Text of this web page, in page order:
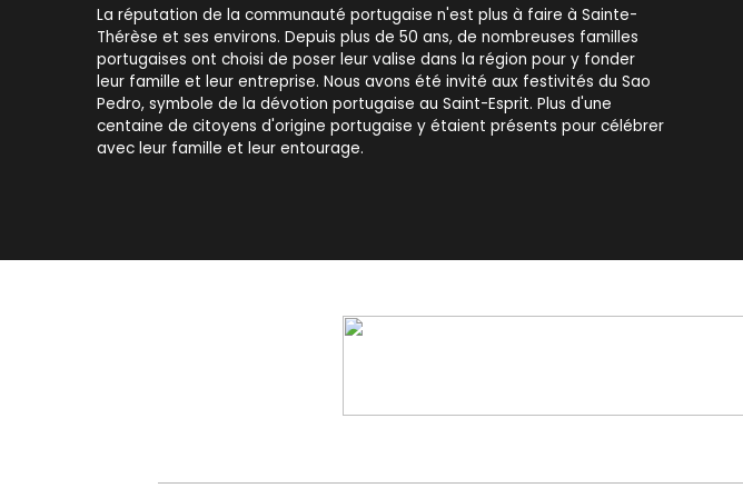
La réputation de la communauté portugaise n'est plus à faire à Sainte-
Thérèse et ses environs. Depuis plus de 50 ans, de nombreuses familles
portugaises ont choisi de poser leur valise dans la région pour y fonder
leur famille et leur entreprise. Nous avons été invité aux festivités du Sao
Pedro, symbole de la dévotion portugaise au Saint-Esprit. Plus d'une
centaine de citoyens d'origine portugaise y étaient présents pour célébrer
avec leur famille et leur entourage.